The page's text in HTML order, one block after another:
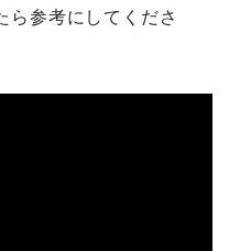
ら参考にしてくださ